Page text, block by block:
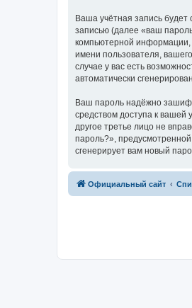
Ваша учётная запись
записью (далее «ваш
компьютерной информации,
имени пользователя,
случае у вас есть
автоматически
Ваш пароль надёжно
средством доступа к вашей
другое третье лицо не
пароль?»,
сгенерирует вам новый
Официальный сайт